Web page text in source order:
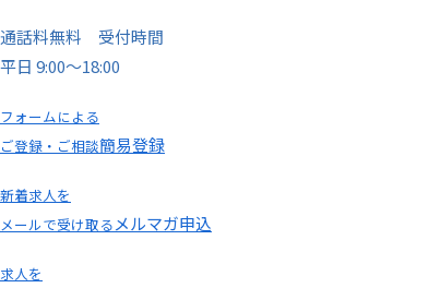
通話料無料 受付時間
平日 9:00～18:00
フォームによる
ご登録・ご相談簡易登録
新着求人を
メールで受け取る メルマガ申込
求人を